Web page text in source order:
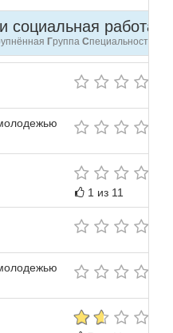
социальная работа
Группа Специальностей
1 из 11